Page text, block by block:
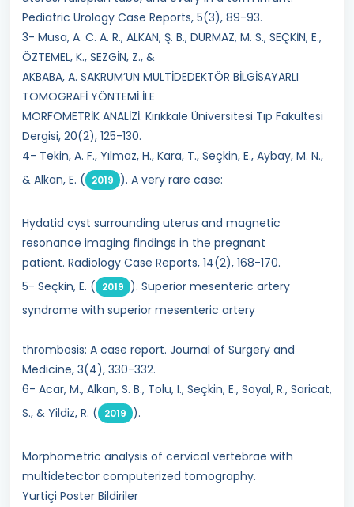
Pediatric Urology Case Reports, 5(3), 89-93.
3- Musa, A. C. A. R., ALKAN, Ş. B., DURMAZ, M. S., SEÇKİN, E.,
ÖZTEMEL, K., SEZGİN, Z., &
AKBABA, A. SAKRUM’UN MULTİDEDEKTÖR BİLGİSAYARLI
TOMOGRAFİ YÖNTEMİ İLE
MORFOMETRİK ANALİZİ. Kırıkkale Üniversitesi Tıp Fakültesi
Dergisi, 20(2), 125-130.
4- Tekin, A. F., Yılmaz, H., Kara, T., Seçkin, E., Aybay, M. N.,
& Alkan, E. ( 2019 ). A very rare case:
Hydatid cyst surrounding uterus and magnetic
resonance imaging findings in the pregnant
patient. Radiology Case Reports, 14(2), 168-170.
5- Seçkin, E. ( 2019 ). Superior mesenteric artery
syndrome with superior mesenteric artery
thrombosis: A case report. Journal of Surgery and
Medicine, 3(4), 330-332.
6- Acar, M., Alkan, S. B., Tolu, I., Seçkin, E., Soyal, R., Saricat,
S., & Yildiz, R. ( 2019 ).
Morphometric analysis of cervical vertebrae with
multidetector computerized tomography.
Yurtiçi Poster Bildiriler